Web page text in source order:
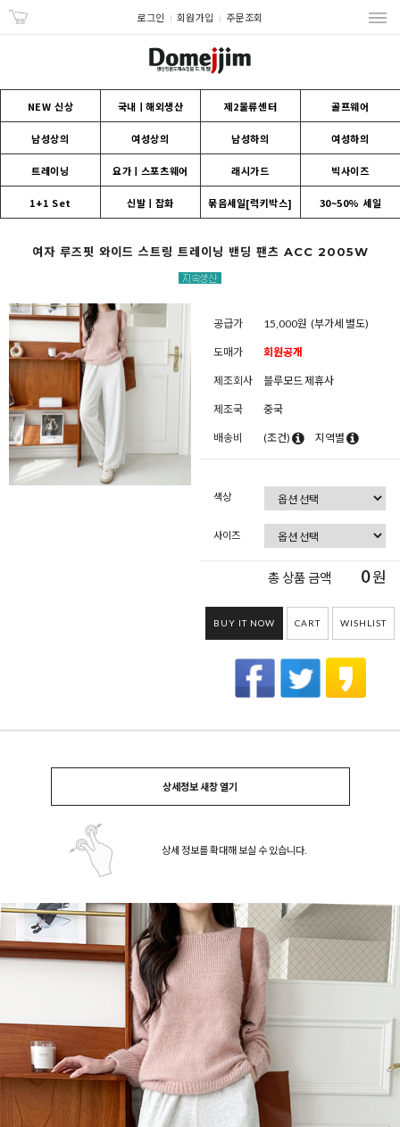
로그인 회원가입 주문조회
NEW 신상 국내ㅣ해외생산 제2물류센터 골프웨어
남성상의 여성상의 남성하의 여성하의
트레이닝 요가ㅣ스포츠웨어 래시가드 빅사이즈
1+1 Set 신발ㅣ잡화 묶음세일[럭키박스] 30~50% 세일
여자 루즈핏 와이드 스트링 트레이닝 밴딩 팬츠 ACC 2005W
공급가 15,000원 (부가세 별도)
도매가 회원공개
제조회사 블루모드 제휴사
제조국 중국
배송비 (조건) 지역별
색상
사이즈
총 상품 금액 0원
BUY IT NOW CART WISHLIST
상세정보 새창 열기
상세 정보를 확대해 보실 수 있습니다.